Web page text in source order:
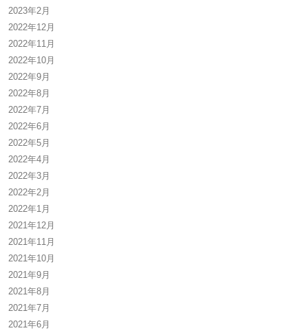
2023年2月
2022年12月
2022年11月
2022年10月
2022年9月
2022年8月
2022年7月
2022年6月
2022年5月
2022年4月
2022年3月
2022年2月
2022年1月
2021年12月
2021年11月
2021年10月
2021年9月
2021年8月
2021年7月
2021年6月